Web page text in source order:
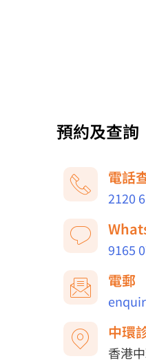
預約及查詢
電話
2120
9165
電郵
中環
香港